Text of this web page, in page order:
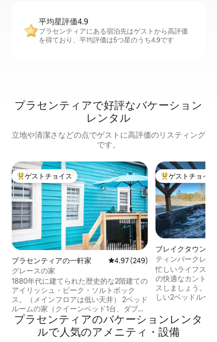
平均星評価4.9
プラセンティアにある宿泊先はゲストから高評価
を得ており、平均評価は5つ星のうち4.9です
プラセンティアで好評なバケーション
レンタル
立地や清潔さなどの点でゲストに高評価のリスティング
です。
大好評のゲストチョイスです。
ゲストチョイス
プラセンティアの一軒家 レビュー249件、5つ星中4.97つ
4.97 (249)
グレースの家
1880年代に建てられた歴史的な2階建ての
アイリッシュ・ピーク・ソルトボック
ス。（メインフロアは低い天井） 2ベッド
ルームの家（クイーンベッド1台、ダブル
ベッド1台） 歴史あるプラセンティアの中
心部に位置しています。 素晴らしいビー
チのボードウォークとオルカン川の防波
大好評のゲスト
ゲストチョイス
ブレイクタウンの
ート
ティンバークレス
レー
忙しいライフスタ
の快適なカントリ
スしましょう。 木々に囲まれた、素晴ら
しい2ベッドルー
野生動物と魅力を
グサイズのベッ
ッドルーム。バ
プラセンティアのバケーションレンタ
ルで人気のアメニティ・設備